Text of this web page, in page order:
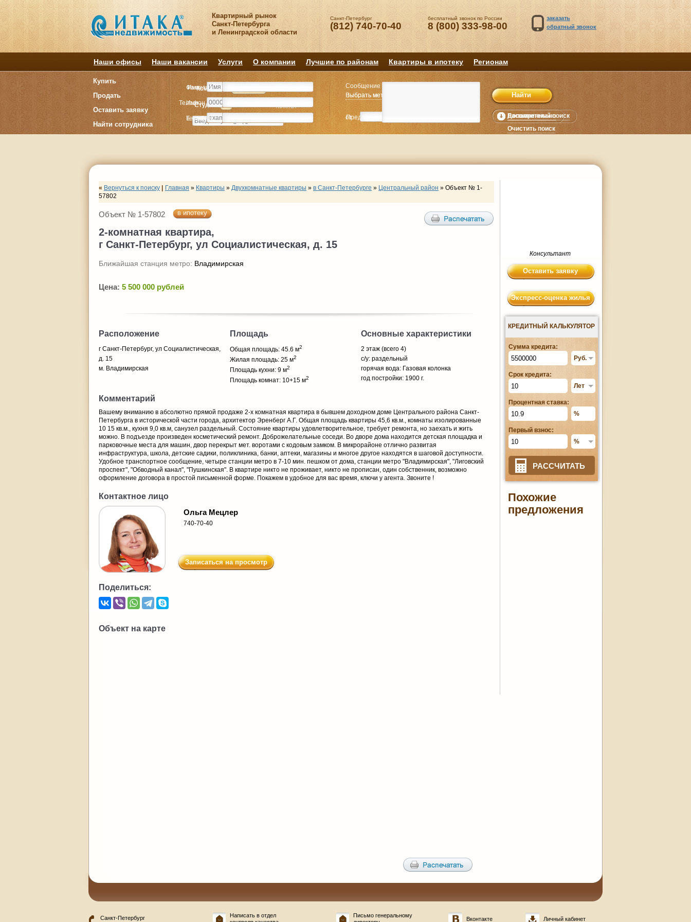
Квартирный рынок
Санкт-Петербурга
и Ленинградской области
Санкт-Петербург
(812) 740-70-40
бесплатный звонок по России
8 (800) 333-98-00
заказать
обратный звонок
Наши офисы Наши вакансии Услуги О компании Лучшие по районам Квартиры в ипотеку Регионам
Купить
Продать
Оставить заявку
Найти сотрудника
Комнату
Студия Комнат
Выбрать метро
от
Расширенный поиск
Очистить поиск
Комнату
Студия Комнат
Выбрать метро
Предпочитаемая цена Дополнительно
Имя
Телефон
E-mail
Сообщение
Фамилия
Имя
Телефон
« Вернуться к поиску Главная » Квартиры » Двухкомнатные квартиры » в Санкт-Петербурге » Центральный район » Объект № 1-
57802
Объект № 1-57802 в ипотеку
2-комнатная квартира,
г Санкт-Петербург, ул Социалистическая, д. 15
Ближайшая станция метро: Владимирская
Цена: 5 500 000 рублей
Расположение
г Санкт-Петербург, ул Социалистическая,
д. 15
м. Владимирская
Площадь
Общая площадь: 45.6 м2
Жилая площадь: 25 м2
Площадь кухни: 9 м2
Площадь комнат: 10+15 м2
Основные характеристики
2 этаж (всего 4)
с/у: раздельный
горячая вода: Газовая колонка
год постройки: 1900 г.
Комментарий
Вашему вниманию в абсолютно прямой продаже 2-х комнатная квартира в бывшем доходном доме Центрального района Санкт-
Петербурга в исторической части города, архитектор Эренберг А.Г. Общая площадь квартиры 45,6 кв.м., комнаты изолированные
10 15 кв.м., кухня 9,0 кв.м, санузел раздельный. Состояние квартиры удовлетворительное, требует ремонта, но заехать и жить
можно. В подъезде произведен косметический ремонт. Доброжелательные соседи. Во дворе дома находится детская площадка и
парковочные места для машин, двор перекрыт мет. воротами с кодовым замком. В микрорайоне отлично развитая
инфраструктура, школа, детские садики, поликлиника, банки, аптеки, магазины и многое другое находятся в шаговой доступности.
Удобное транспортное сообщение, четыре станции метро в 7-10 мин. пешком от дома, станции метро "Владимирская", "Лиговский
проспект", "Обводный канал", "Пушкинская". В квартире никто не проживает, никто не прописан, один собственник, возможно
оформление договора в простой письменной форме. Покажем в удобное для вас время, ключи у агента. Звоните !
Контактное лицо
Ольга Мецлер
740-70-40
Записаться на просмотр
Поделиться:
Объект на карте
Консультант
Оставить заявку
Экспресс-оценка жилья
КРЕДИТНЫЙ КАЛЬКУЛЯТОР
Сумма кредита:
Срок кредита:
Процентная ставка:
Первый взнос:
РАССЧИТАТЬ
Похожие
предложения
Санкт-Петербург
Написать в отдел
Письмо генеральному
Вконтакте Личный кабинет